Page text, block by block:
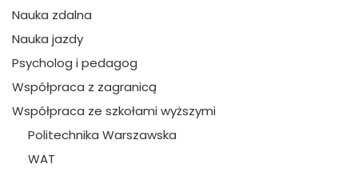
Nauka zdalna
Nauka jazdy
Psycholog i pedagog
Współpraca z zagranicą
Współpraca ze szkołami wyższymi
Politechnika Warszawska
WAT